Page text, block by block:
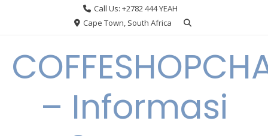
Call Us: +2782 444 YEAH
Cape Town, South Africa
– Informasi